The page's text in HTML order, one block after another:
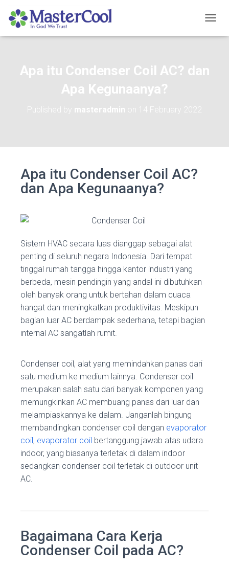
Apa itu Condenser Coil AC? dan
Apa Kegunaanya?
Published by masteradmin on 14 February 2022
Apa itu Condenser Coil AC?
dan Apa Kegunaanya?
Sistem HVAC secara luas dianggap sebagai alat
penting di seluruh negara Indonesia. Dari tempat
tinggal rumah tangga hingga kantor industri yang
berbeda, mesin pendingin yang andal ini dibutuhkan
oleh banyak orang untuk bertahan dalam cuaca
hangat dan meningkatkan produktivitas. Meskipun
bagian luar AC berdampak sederhana, tetapi bagian
internal AC sangatlah rumit.
Condenser coil, alat yang memindahkan panas dari
satu medium ke medium lainnya. Condenser coil
merupakan salah satu dari banyak komponen yang
memungkinkan AC membuang panas dari luar dan
melampiaskannya ke dalam. Janganlah bingung
membandingkan condenser coil dengan evaporator
coil , evaporator coil bertanggung jawab atas udara
indoor, yang biasanya terletak di dalam indoor
sedangkan condenser coil terletak di outdoor unit
AC.
Bagaimana Cara Kerja
Condenser Coil pada AC?